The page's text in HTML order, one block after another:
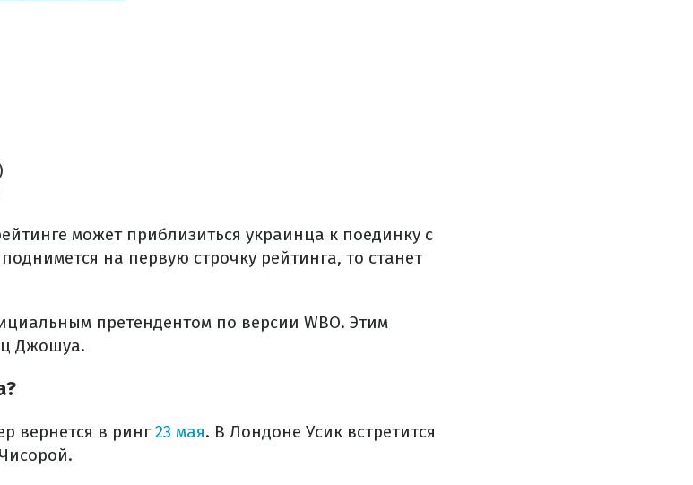
может приблизиться украинца к поединку с
на первую строчку рейтинга, то станет
претендентом по версии WBO. Этим
Джошуа.
вернется в ринг23 мая. В Лондоне Усик встретится